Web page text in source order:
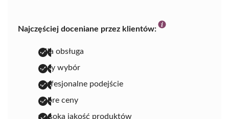
Najczęściej doceniane przez klientów:
miła obsługa
duży wybór
profesjonalne podejście
dobre ceny
wysoka jakość produktów